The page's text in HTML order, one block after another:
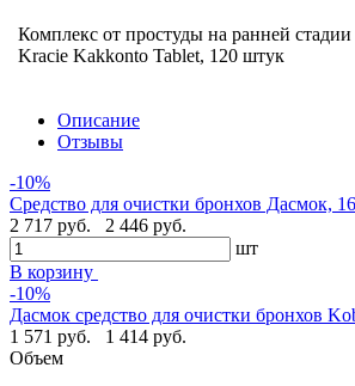
Комплекс от простуды на ранней стадии
Kracie Kakkonto Tablet, 120 штук
Описание
Отзывы
-10%
Средство для очистки бронхов Дасмок,
2 717 руб.
2 446 руб.
шт
В корзину
-10%
Дасмок средство для очистки бронхов
1 571 руб.
1 414 руб.
Объем